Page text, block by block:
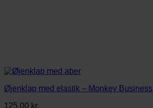
Øjenklap med elastik – Monkey Business
125,00 kr.